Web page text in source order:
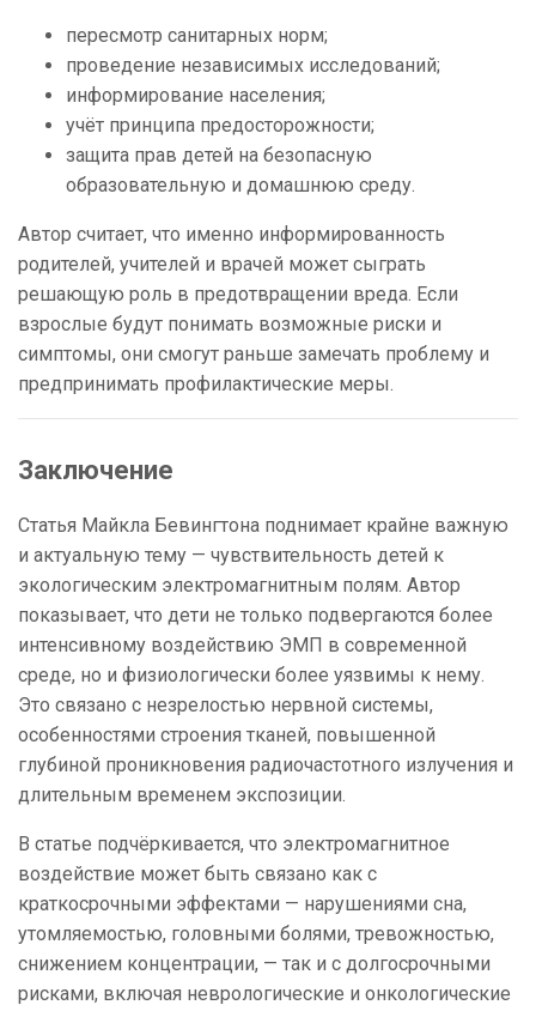
пересмотр санитарных норм;
проведение независимых исследований;
информирование населения;
учёт принципа предосторожности;
защита прав детей на безопасную
образовательную и домашнюю среду.
Автор считает, что именно информированность
родителей, учителей и врачей может сыграть
решающую роль в предотвращении вреда. Если
взрослые будут понимать возможные риски и
симптомы, они смогут раньше замечать проблему и
предпринимать профилактические меры.
Заключение
Статья Майкла Бевингтона поднимает крайне важную
и актуальную тему — чувствительность детей к
экологическим электромагнитным полям. Автор
показывает, что дети не только подвергаются более
интенсивному воздействию ЭМП в современной
среде, но и физиологически более уязвимы к нему.
Это связано с незрелостью нервной системы,
особенностями строения тканей, повышенной
глубиной проникновения радиочастотного излучения и
длительным временем экспозиции.
В статье подчёркивается, что электромагнитное
воздействие может быть связано как с
краткосрочными эффектами — нарушениями сна,
утомляемостью, головными болями, тревожностью,
снижением концентрации, — так и с долгосрочными
рисками, включая неврологические и онкологические